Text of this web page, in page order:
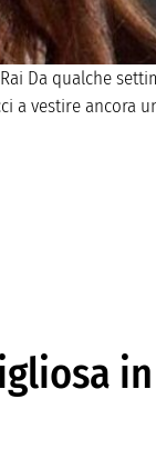
Da qualche
a vestire ancora